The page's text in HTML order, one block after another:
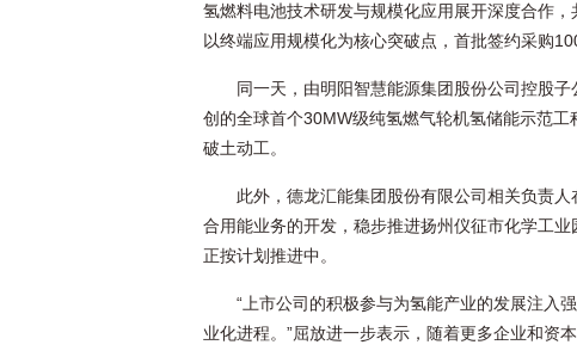
氢燃料电池技术研发与规模化应用展开深度合作
以终端应用规模化为核心突破点，首批签约采购
同一天，由明阳智慧能源集团股份公司控股
创的全球首个30MW级纯氢燃气轮机氢储能示范
破土动工。
此外，德龙汇能集团股份有限公司相关负责
合用能业务的开发，稳步推进扬州仪征市化学工
正按计划推进中。
“上市公司的积极参与为氢能产业的发展注入
业化进程。”屈放进一步表示，随着更多企业和资